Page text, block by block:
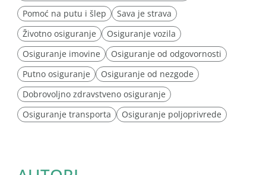
Pomoć na putu i šlep
Sava je strava
Životno osiguranje
Osiguranje vozila
Osiguranje imovine
Osiguranje od odgovornosti
Putno osiguranje
Osiguranje od nezgode
Dobrovoljno zdravstveno osiguranje
Osiguranje transporta
Osiguranje poljoprivrede